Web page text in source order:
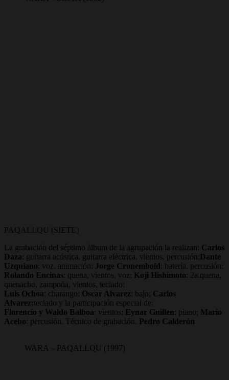
PAQALLQU (SIETE)
La grabación del séptimo álbum de la agrupación la realizan: Carlos
Daza: guitarra acústica, guitarra eléctrica, vientos, percusión;Dante
Uzquiano: voz, animación; Jorge Cronembold: batería, percusión;
Rolando Encinas: quena, vientos, voz; Koji Hishimoto: 2a.quena,
quenacho, zampoña, vientos, teclado;
Luis Ochoa: charango; Oscar Alvarez: bajo; Carlos
Alvarez:teclado y la participación especial de:
Florencio y Waldo Balboa: vientos; Eynar Guillen: piano; Mario
Acebo: percusión. Técnico de grabación. Pedro Calderón
WARA – PAQALLQU (1997)